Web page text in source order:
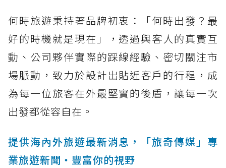
何時旅遊秉持著品牌初衷：「何時出發？最
好的時機就是現在」，透過與客人的真實互
動、公司夥伴實際的踩線經驗、密切關注市
場脈動，致力於設計出貼近客戶的行程，成
為每一位旅客在外最堅實的後盾，讓每一次
出發都從容自在。
提供海內外旅遊最新消息，「旅奇傳媒」專
業旅遊新聞‧豐富你的視野